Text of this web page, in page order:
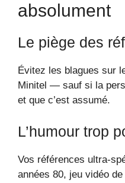
absolument
Le piège des
Évitez les blagues sur
Minitel — sauf si la
et que c’est assumé.
L’humour trop
Vos références ultra-
années 80, jeu vidéo